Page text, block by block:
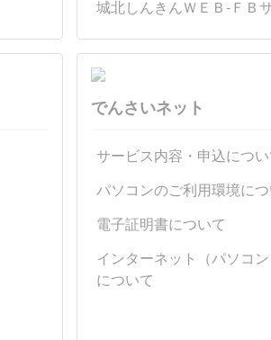
城北しんきんＷＥＢ-ＦＢ
でんさいネット
サービス内容・申込につ
パソコンのご利用環境に
電子証明書について
インターネット（パソコ
について